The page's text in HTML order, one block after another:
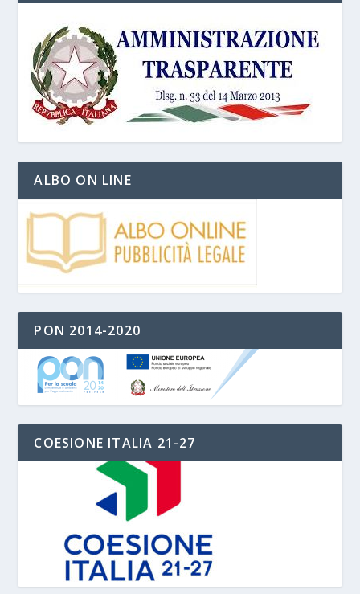
ALBO ON LINE
PON 2014-2020
COESIONE ITALIA 21-27